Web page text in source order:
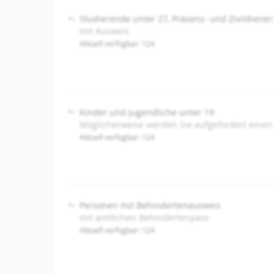
Studierende unter 27, Präsenz- und
mit Ausweis
Aktuell verfügbar: 124
Kinder und Jugendliche unter 19
Möglicherweise werden Sie aufgefordert einen
Aktuell verfügbar: 124
Personen mit Behindertenausweis
mit amtlichen Behindertenpass
Aktuell verfügbar: 124